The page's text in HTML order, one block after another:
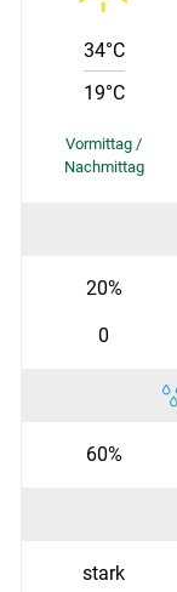
34°C
19°C
20%
0
60%
stark